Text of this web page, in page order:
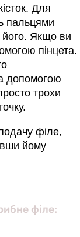
Для
пальцями
його. Якщо ви
пінцета.
допомогою
трохи
філе,
йому
філе: